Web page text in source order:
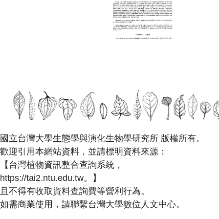
國立台灣大學生態學與演化生物學研究所 版權所有。
歡迎引用本網站資料，並請標明資料來源：
【台灣植物資訊整合查詢系統，
https://tai2.ntu.edu.tw。】
且不得有收取資料查詢費等營利行為。
如需商業使用，請聯繫台灣大學數位人文中心。